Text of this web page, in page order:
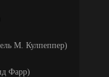
М. Кулпеппер)
Фарр)